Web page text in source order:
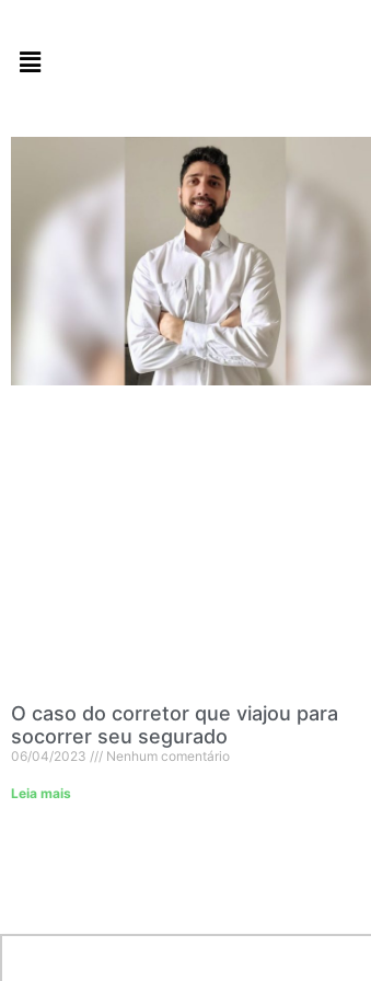
O caso do corretor que viajou para
socorrer seu segurado
06/04/2023 Nenhum comentário
Leia mais